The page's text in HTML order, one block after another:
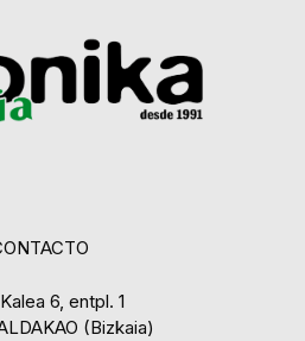
6, entpl. 1
(Bizkaia)